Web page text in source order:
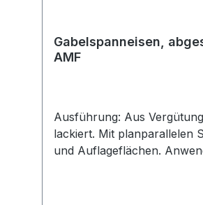
Gabelspanneisen,
AMF
Ausführung: Aus Vergütungsstahl,
lackiert. Mit planparallelen
und Auflageflächen. Anwendung: